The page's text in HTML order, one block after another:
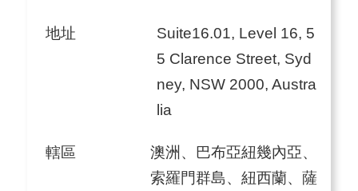
地址
Suite16.01, Level 16, 5
5 Clarence Street, Syd
ney, NSW 2000, Austra
lia
轄區
澳洲、巴布亞紐幾內亞、
索羅門群島、紐西蘭、薩